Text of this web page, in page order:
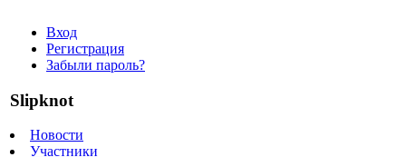
Вход
Регистрация
Забыли пароль?
Slipknot
Новости
Участники